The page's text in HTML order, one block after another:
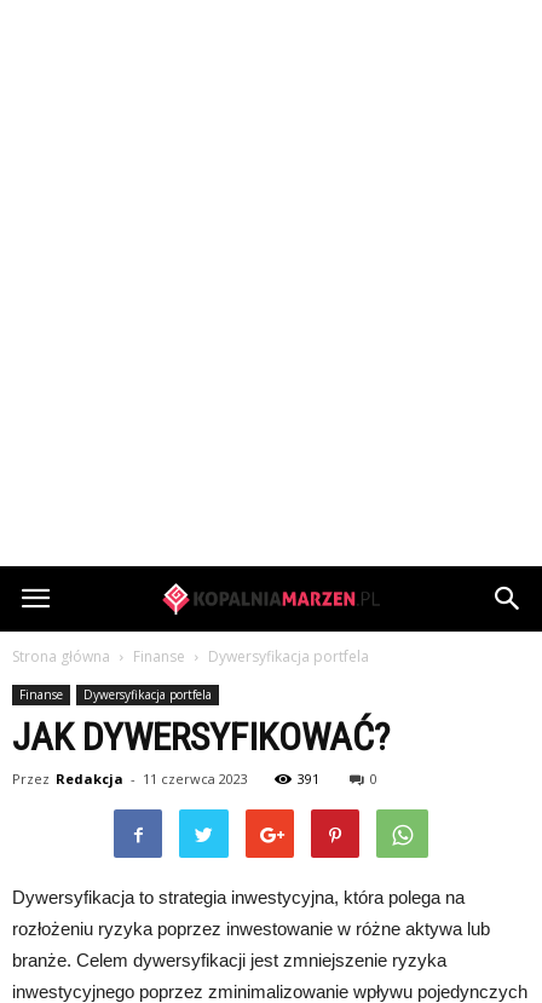
KopalniaMarzen.pl
Strona główna Finanse Dywersyfikacja portfela
Finanse Dywersyfikacja portfela
JAK DYWERSYFIKOWAĆ?
Przez Redakcja - 11 czerwca 2023 391 0
Dywersyfikacja to strategia inwestycyjna, która polega na
rozłożeniu ryzyka poprzez inwestowanie w różne aktywa lub
branże. Celem dywersyfikacji jest zmniejszenie ryzyka
inwestycyjnego poprzez zminimalizowanie wpływu pojedynczych